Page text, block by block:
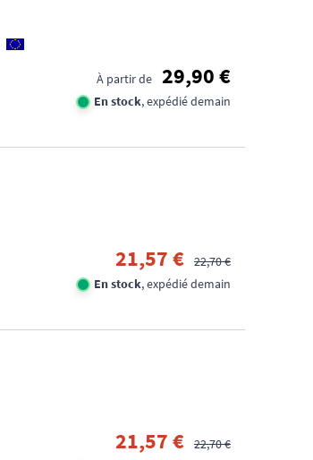
À partir de 29,90 €
En stock, expédié demain
21,57 €
22,70 €
En stock, expédié demain
21,57 €
22,70 €